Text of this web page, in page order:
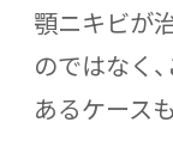
顎ニキビが
のではなく
あるケース